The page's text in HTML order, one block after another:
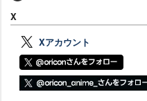
X
Xアカウント